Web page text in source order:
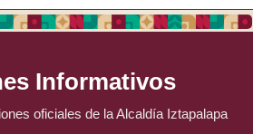
Informativos
oficiales de la Alcaldía Iztapalapa